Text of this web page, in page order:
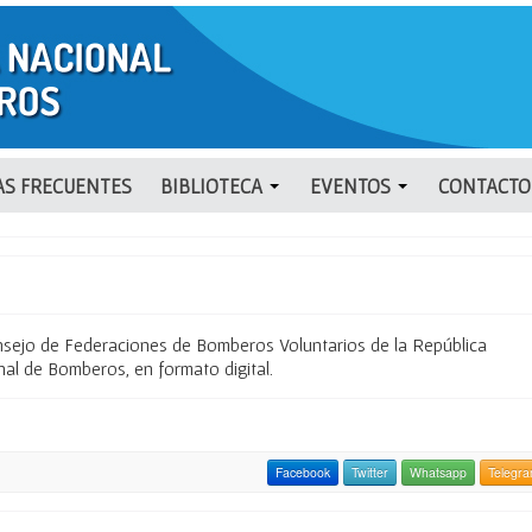
FRECUENTES BIBLIOTECA EVENTOS CONTACTO
de Federaciones de Bomberos Voluntarios de la República
de Bomberos, en formato digital.
Facebook Twitter Whatsapp